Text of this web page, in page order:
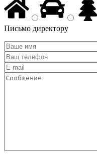
Письмо директору